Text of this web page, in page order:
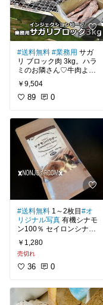
#送料無料 #業務用 サガ
リ ブロック肉 3kg。ハラ
ミのお隣さん♡牛肉より
は豚肉派だったけど毎日
お肉生活なので牛肉も美
味しそうな部位は気にな
くかなー？(●´ω｀●)
￥9,504
89 0
#送料無料 1～2枚目#オ
リジナル写真 有機シナモ
ン100％ セイロンシナモ
のセールで買ってみまし
た。パッケージには有機
の記載がないのでいまい
で届きました。本品は小
さいのに、マンションの
￥1,280
売切れ
36 0